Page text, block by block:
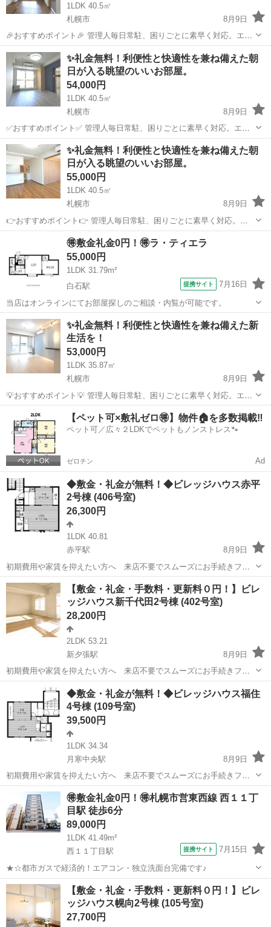
1LDK 40.5㎡
札幌市
8月9日
🎉おすすめポイント🎉 管理人毎日常駐、困りごとに素早く対応。エレ
ベーター、カウンターキッチン、温水洗浄便座完備。オートロックや
防犯カメラで安心。ネット使用料無料、和室を和風洋室に施工済みで
す。 ■物件名：27084 クリ...
北海道 札幌市 マンション 無料
✨️礼金無料！利便性と快適性を兼ね備えた朝
日が入る眺望のいいお部屋。
54,000円
1LDK 40.5㎡
札幌市
8月9日
✅おすすめポイント✅ 管理人毎日常駐、困りごとに素早く対応。エレ
ベーター、カウンターキッチン、温水洗浄便座完備。オートロックや
防犯カメラで安心。ネット使用料無料、リフォーム済みの明るい室内
で快適な生活が可能です。 ■物件名...
北海道 札幌市 マンション 無料
✨️礼金無料！利便性と快適性を兼ね備えた朝
日が入る眺望のいいお部屋。
55,000円
1LDK 40.5㎡
札幌市
8月9日
👉️おすすめポイント👉️ 管理人毎日常駐、困りごとに素早く対応。エ
レベーター、カウンターキッチン、温水洗浄便座完備。オートロック
や防犯カメラで安心。ネット使用料無料、リフォーム済みの明るい室
札幌市 マンション 無料
🉐敷金礼金0円！🉐ラ・ティエラ
55,000円
1LDK 31.79m²
白石駅
提携サイト 7月16日
当店はオンラインにてお部屋探しのご相談・内覧が可能です。
北海道 札幌市 白石駅 アパート
✨️礼金無料！利便性と快適性を兼ね備えた新
生活を！
53,000円
1LDK 35.87㎡
札幌市
8月9日
💡おすすめポイント💡 管理人毎日常駐、困りごとに素早く対応。エレ
ベーター、カウンターキッチン、温水洗浄便座完備。オートロックや
防犯カメラで安心。ネット使用料無料、リフォーム済みの明るい室内
で快適な生活が可能です。 ■物件名...
北海道 マンション
【ペット可×敷礼ゼロ🉐】物件🏠を多数掲載‼️
ペット可／広々２LDKでペットもノンストレス🐾
ゼロチン Ad
◆敷金・礼金が無料！◆ビレッジハウス赤平
2号棟 (406号室)
26,300円
1LDK 40.81
赤平駅
8月9日
初期費用や家賃を抑えたい方へ 来店不要でスムーズにお手続きフリ
ーレント1ヶ月＋最大3万円引越サポートあり！敷金・礼金・更新料・
鍵交換手数料0円！※契約内容や審査の結果、敷金をお預かりする場合
がございます。赤平幼稚園 徒歩90...
北海道 赤平市 赤平駅 アパート 徒歩
【敷金・礼金・手数料・更新料０円！】ビレ
ッジハウス新千代田2号棟 (402号室)
28,200円
2LDK 53.21
新夕張駅
8月9日
初期費用や家賃を抑えたい方へ 来店不要でスムーズにお手続きフリ
ーレント2ヶ月＋最大3万円引越サポートあり！敷金・礼金・更新料・
鍵交換手数料0円！※契約内容や審査の結果、敷金をお預かりする場合
がございます。新夕張保育園 徒歩2...
夕張市 新夕張駅 アパート
◆敷金・礼金が無料！◆ビレッジハウス福住
4号棟 (109号室)
39,500円
1LDK 34.34
月寒中央駅
8月9日
初期費用や家賃を抑えたい方へ 来店不要でスムーズにお手続きフリ
ーレント1ヶ月＋最大3万円引越サポートあり！敷金・礼金・更新料・
鍵交換手数料0円！※契約内容や審査の結果、敷金をお預かりする場合
がございます。福住幼稚園 徒歩5分...
北海道 札幌市 月寒中央駅 アパート
🉐敷金礼金0円！🉐札幌市営東西線 西１１丁
目駅 徒歩6分
89,000円
1LDK 41.49m²
西１１丁目駅
提携サイト 7月15日
★☆都市ガスで経済的！エアコン・独立洗面台完備です♪
北海道 札幌市 西１１丁目駅 マンション
【敷金・礼金・手数料・更新料０円！】ビレ
ッジハウス幌向2号棟 (105号室)
27,700円